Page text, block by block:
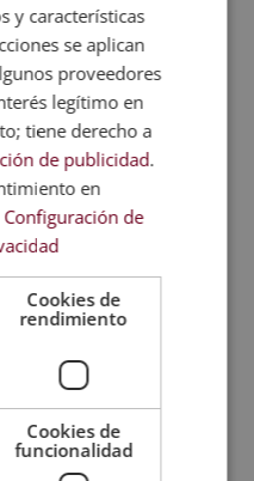
y características
se aplican
proveedores
legítimo en
tiene derecho a
de publicidad.
en
Configuración de
Cookies de
rendimiento
Cookies de
funcionalidad